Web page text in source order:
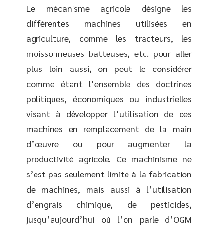
Le mécanisme agricole désigne les
différentes machines utilisées en
agriculture, comme les tracteurs, les
moissonneuses batteuses, etc. pour aller
plus loin aussi, on peut le considérer
comme étant l’ensemble des doctrines
politiques, économiques ou industrielles
visant à développer l’utilisation de ces
machines en remplacement de la main
d’œuvre ou pour augmenter la
productivité agricole. Ce machinisme ne
s’est pas seulement limité à la fabrication
de machines, mais aussi à l’utilisation
d’engrais chimique, de pesticides,
jusqu’aujourd’hui où l’on parle d’OGM